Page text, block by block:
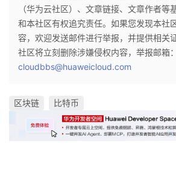
（华为云社区）、文章链接、文章作者等
和本社区有权追究责任。如果您发现本社
容，欢迎发送邮件进行举报，并提供相关
社区将立刻删除涉嫌侵权内容，举报邮箱：
cloudbbs@huaweicloud.com
区块链 比特币